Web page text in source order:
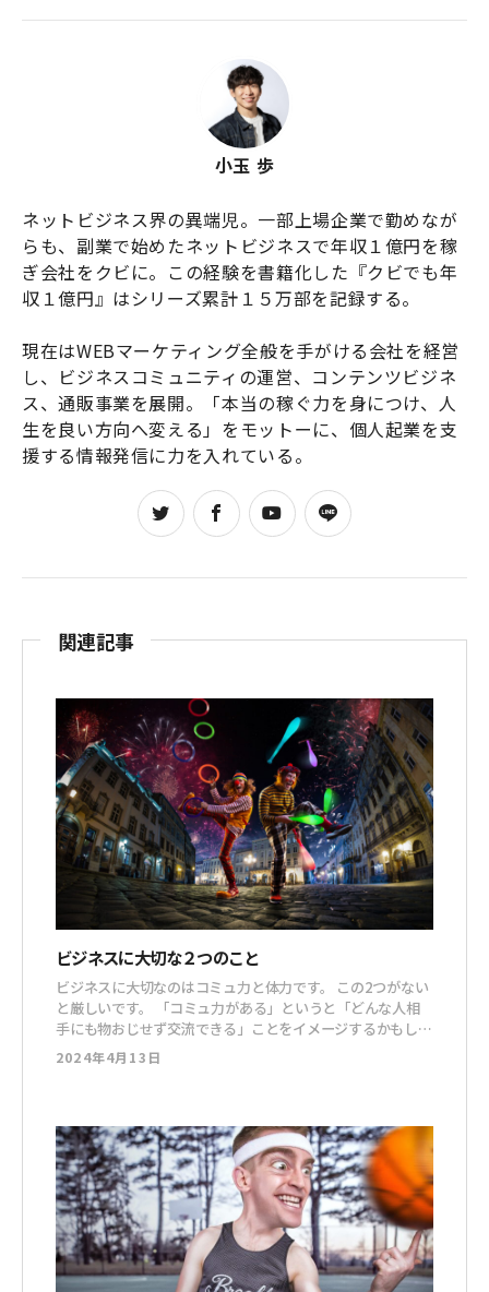
小玉 歩
ネットビジネス界の異端児。一部上場企業で勤めなが
らも、副業で始めたネットビジネスで年収１億円を稼
ぎ会社をクビに。この経験を書籍化した『クビでも年
収１億円』はシリーズ累計１５万部を記録する。
現在はWEBマーケティング全般を手がける会社を経営
し、ビジネスコミュニティの運営、コンテンツビジネ
ス、通販事業を展開。「本当の稼ぐ力を身につけ、人
生を良い方向へ変える」をモットーに、個人起業を支
援する情報発信に力を入れている。
関連記事
ビジネスに大切な２つのこと
ビジネスに大切なのはコミュ力と体力です。 この2つがない
と厳しいです。 「コミュ力がある」というと「どんな人相
手にも物おじせず交流できる」ことをイメージするかもしれ
ませんが、そうではありません。 相手の気持ちを想像し
て、その場、その状況に合った行動を取れることが「コミュ
2024年4月13日